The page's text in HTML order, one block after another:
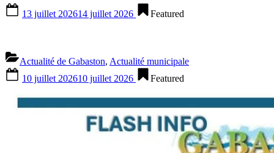
on
13 juillet 202614 juillet 2026 Featured
Actualité de Gabaston, Actualité municipale
on
10 juillet 202610 juillet 2026 Featured